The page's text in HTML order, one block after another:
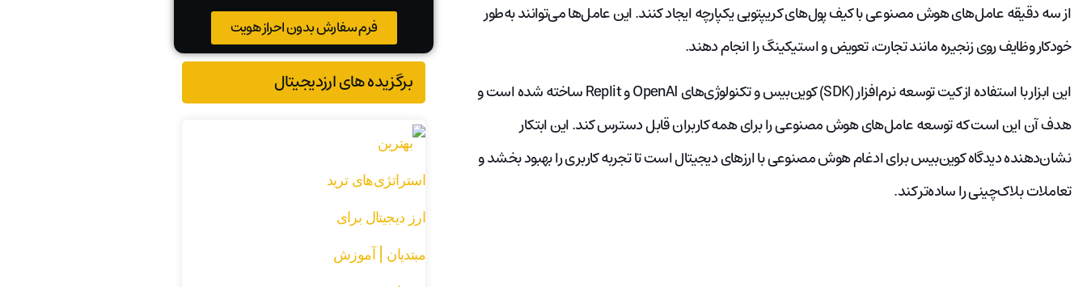
از سه دقیقه عامل‌های هوش مصنوعی با کیف پول‌های کریپتویی یکپارچه ایجاد کنند. این عامل‌ها می‌توانند به‌طور
خودکار وظایف روی زنجیره مانند تجارت، تعویض و استیکینگ را انجام دهند.
این ابزار با استفاده از کیت توسعه نرم‌افزار (SDK) کوین‌بیس و تکنولوژی‌های OpenAI و Replit ساخته شده است و
هدف آن این است که توسعه عامل‌های هوش مصنوعی را برای همه کاربران قابل دسترس کند. این ابتکار
نشان‌دهنده دیدگاه کوین‌بیس برای ادغام هوش مصنوعی با ارزهای دیجیتال است تا تجربه کاربری را بهبود بخشد و
تعاملات بلاک‌چینی را ساده‌تر کند.
فرم سفارش بدون احراز هویت
برگزیده های ارزدیجیتال